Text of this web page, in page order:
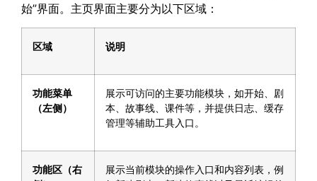
始”界面。主页界面主要分为以下区域：
区域 说明
功能菜单
（左侧）
展示可访问的主要功能模块，如开始、剧
本、故事线、课件等，并提供日志、缓存
管理等辅助工具入口。
功能区（右
展示当前模块的操作入口和内容列表，例